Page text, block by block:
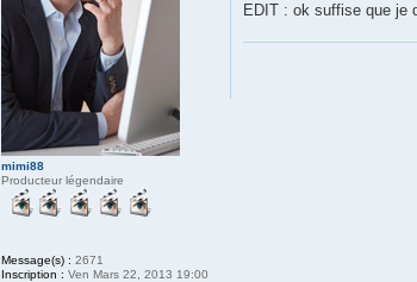
EDIT : ok suffise que je
mimi88
Producteur légendaire
Message(s) : 2671
Inscription : Ven Mars 22, 2013 19:00